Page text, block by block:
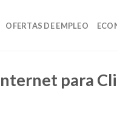
OFERTAS DE EMPLEO
para